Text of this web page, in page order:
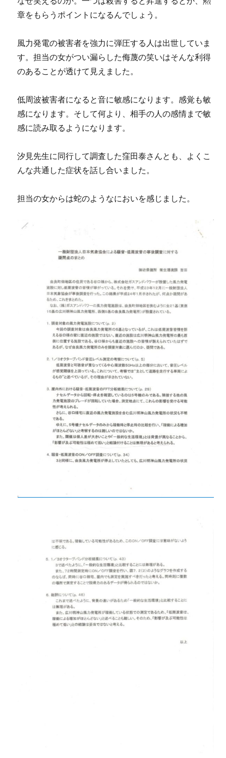
章をもらうポイントになるんでしょう。
風力発電の被害者を強力に弾圧する人は出世していま
す。担当の女がつい漏らした侮蔑の笑いはそんな利得
のあることが透けて見えました。
低周波被害者になると音に敏感になります。感覚も敏
感になります。そして何より、相手の人の感情まで敏
感に読み取るようになります。
汐見先生に同行して調査した窪田泰さんとも、よくこ
んな共通した症状を話し合いました。
担当の女からは蛇のようなにおいを感じました。